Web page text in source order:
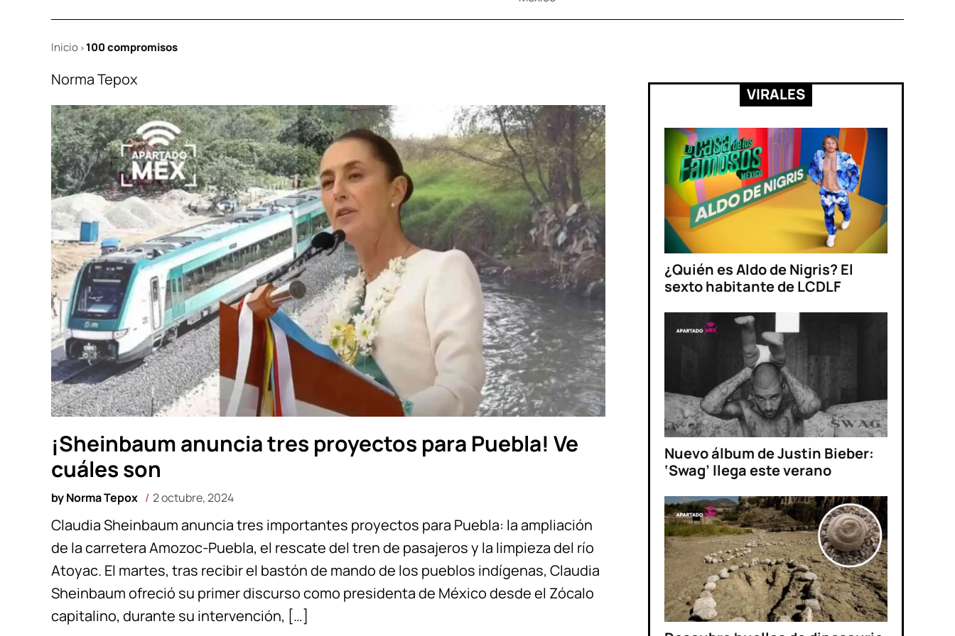
Inicio > 100 compromisos
Norma Tepox
¡Sheinbaum anuncia tres proyectos para Puebla! Ve
cuáles son
byNorma Tepox 2 octubre, 2024
Claudia Sheinbaum anuncia tres importantes proyectos para Puebla: la ampliación
de la carretera Amozoc-Puebla, el rescate del tren de pasajeros y la limpieza del río
Atoyac. El martes, tras recibir el bastón de mando de los pueblos indígenas, Claudia
Sheinbaum ofreció su primer discurso como presidenta de México desde el Zócalo
capitalino, durante su intervención, […]
VIRALES
¿Quién es Aldo de Nigris? El
sexto habitante de LCDLF
Nuevo álbum de Justin Bieber:
‘Swag’ llega este verano